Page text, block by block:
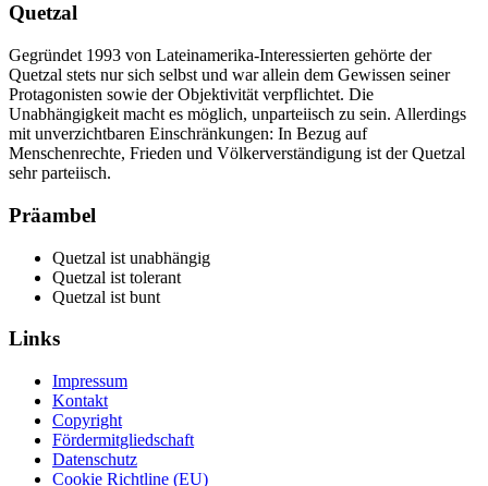
Quetzal
Gegründet 1993 von Lateinamerika-Interessierten gehörte der
Quetzal stets nur sich selbst und war allein dem Gewissen seiner
Protagonisten sowie der Objektivität verpflichtet. Die
Unabhängigkeit macht es möglich, unparteiisch zu sein. Allerdings
mit unverzichtbaren Einschränkungen: In Bezug auf
Menschenrechte, Frieden und Völkerverständigung ist der Quetzal
sehr parteiisch.
Präambel
Quetzal ist unabhängig
Quetzal ist tolerant
Quetzal ist bunt
Links
Impressum
Kontakt
Copyright
Fördermitgliedschaft
Datenschutz
Cookie Richtline (EU)